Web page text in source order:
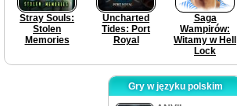
Stray Souls:
Stolen
Memories
Uncharted
Tides: Port
Royal
Saga
Wampirów:
Witamy w Hell
Lock
Gry w języku polskim